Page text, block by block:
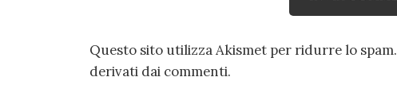
Questo sito utilizza Akismet per ridurre lo spam.
derivati dai commenti.